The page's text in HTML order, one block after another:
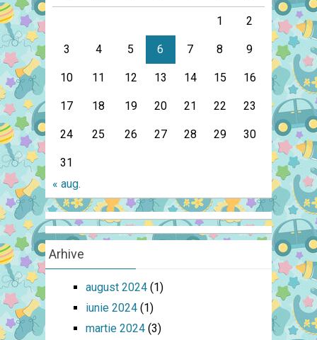
1 2
3 4 5 6 7 8 9
10 11 12 13 14 15 16
17 18 19 20 21 22 23
24 25 26 27 28 29 30
31
« aug.
Arhive
august 2024(1)
iunie 2024(1)
martie 2024(3)